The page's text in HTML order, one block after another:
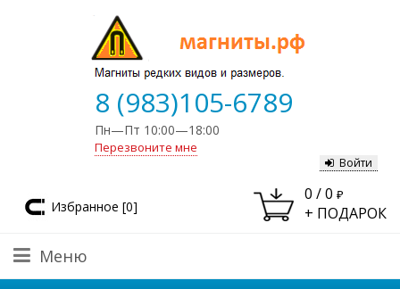
8 (983)105-6789
Пн—Пт 10:00—18:00
Перезвоните мне
Избранное [0]
Войти
0 /0 ₽
+ ПОДАРОК
Меню